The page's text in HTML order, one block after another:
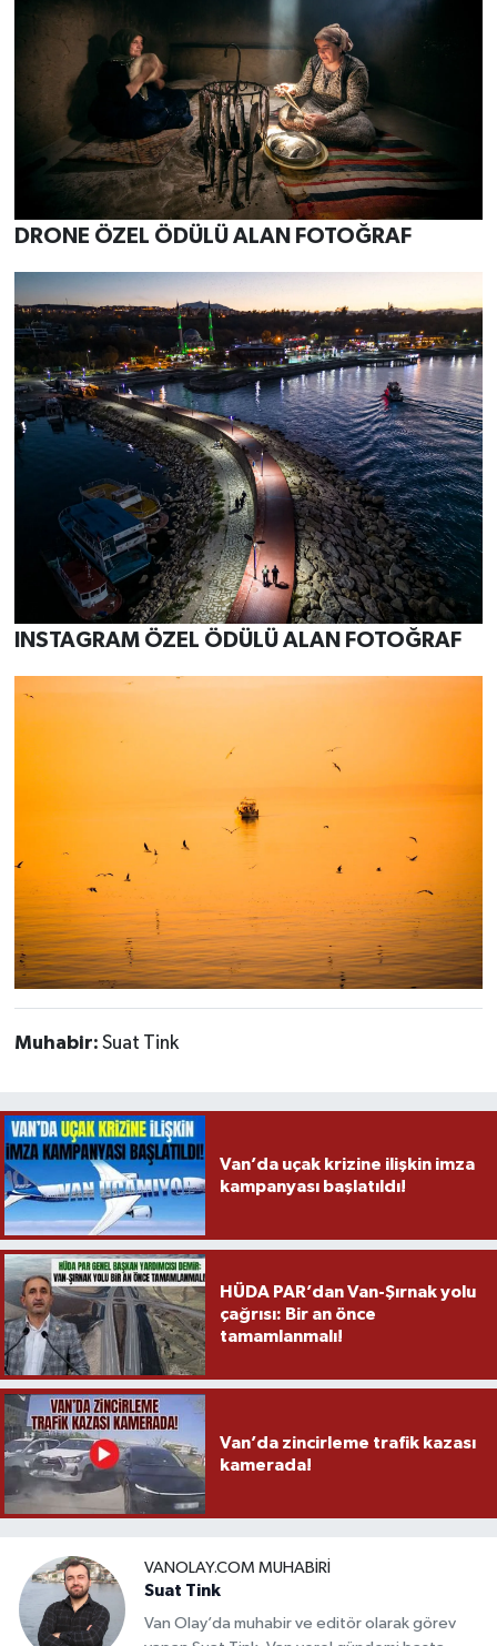
DRONE ÖZEL ÖDÜLÜ ALAN FOTOĞRAF
INSTAGRAM ÖZEL ÖDÜLÜ ALAN FOTOĞRAF
Muhabir: Suat Tink
Van’da uçak krizine ilişkin imza
kampanyası başlatıldı!
HÜDA PAR’dan Van-Şırnak yolu
çağrısı: Bir an önce
tamamlanmalı!
Van’da zincirleme trafik kazası
kamerada!
VANOLAY.COM MUHABIRI
Suat Tink
Van Olay’da muhabir ve editör olarak görev